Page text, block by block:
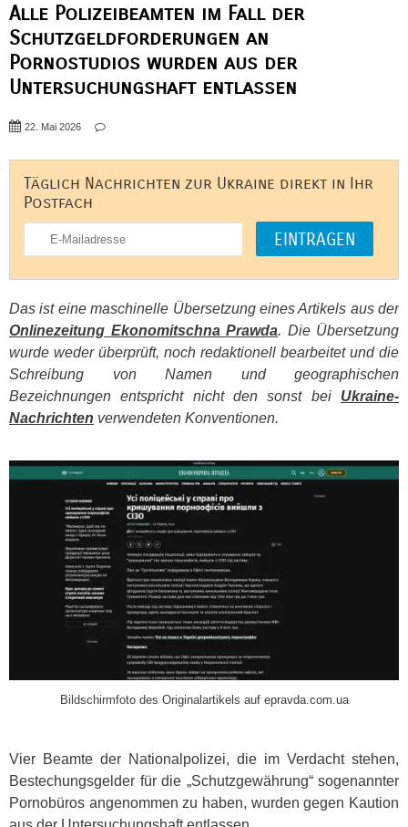
Alle Polizeibeamten im Fall der
Schutzgeldforderungen an
Pornostudios wurden aus der
Untersuchungshaft entlassen
22. Mai 2026
Täglich Nachrichten zur Ukraine direkt in Ihr
Postfach
Das ist eine maschinelle Übersetzung eines Artikels aus der
Onlinezeitung Ekonomitschna Prawda. Die Übersetzung
wurde weder überprüft, noch redaktionell bearbeitet und die
Schreibung von Namen und geographischen
Bezeichnungen entspricht nicht den sonst bei Ukraine-
Nachrichten verwendeten Konventionen.
Bildschirmfoto des Originalartikels auf epravda.com.ua
Vier Beamte der Nationalpolizei, die im Verdacht stehen,
Bestechungsgelder für die „Schutzgewährung“ sogenannter
Pornobüros angenommen zu haben, wurden gegen Kaution